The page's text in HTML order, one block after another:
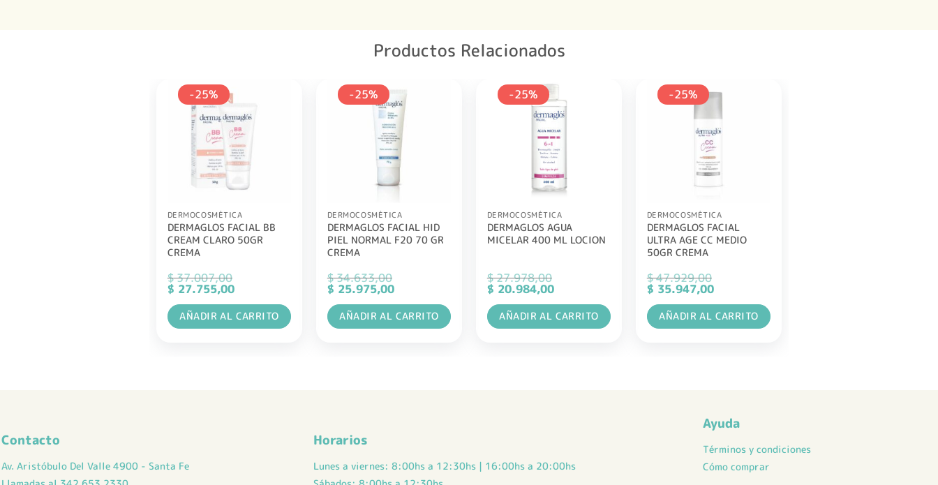
Productos Relacionados
-25%
DERMOCOSMÉTICA
DERMAGLOS FACIAL BB
CREAM CLARO 50GR
CREMA
$37.007,00
El
precio
original
era:
$ 37.007,00.
$ 27.755,00El
precio
actual
es:
$ 27.755,00.
AÑADIR AL CARRITO
-25%
DERMOCOSMÉTICA
DERMAGLOS FACIAL HID
PIEL NORMAL F20 70 GR
CREMA
$34.633,00
El
precio
original
era:
$ 34.633,00.
$ 25.975,00El
precio
actual
es:
$ 25.975,00.
AÑADIR AL CARRITO
-25%
DERMOCOSMÉTICA
DERMAGLOS AGUA
MICELAR 400 ML LOCION
$27.978,00
El
precio
original
era:
$ 27.978,00.
$ 20.984,00El
precio
actual
es:
$ 20.984,00.
AÑADIR AL CARRITO
-25%
DERMOCOSMÉTICA
DERMAGLOS FACIAL
ULTRA AGE CC MEDIO
50GR CREMA
$47.929,00
El
precio
original
era:
$ 47.929,00.
$ 35.947,00El
precio
actual
es:
$ 35.947,00.
AÑADIR AL CARRITO
Contacto
Av. Aristóbulo Del Valle 4900 - Santa Fe
Horarios
Lunes a viernes: 8:00hs a 12:30hs | 16:00hs a 20:00hs
Ayuda
Términos y condiciones
Cómo comprar